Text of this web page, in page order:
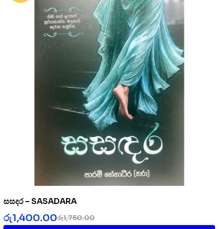
සසදර – SASADARA
රු1,750.00
රු1,400.00